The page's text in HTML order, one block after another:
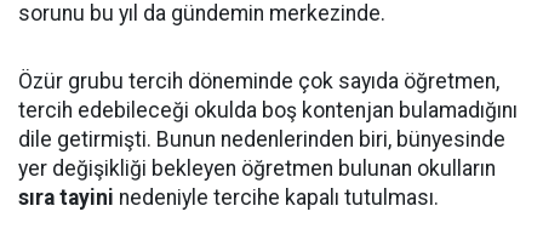
sorunu bu yıl da gündemin merkezinde.
Özür grubu tercih döneminde çok sayıda öğretmen,
tercih edebileceği okulda boş kontenjan bulamadığını
dile getirmişti. Bunun nedenlerinden biri, bünyesinde
yer değişikliği bekleyen öğretmen bulunan okulların
sıra tayini nedeniyle tercihe kapalı tutulması.